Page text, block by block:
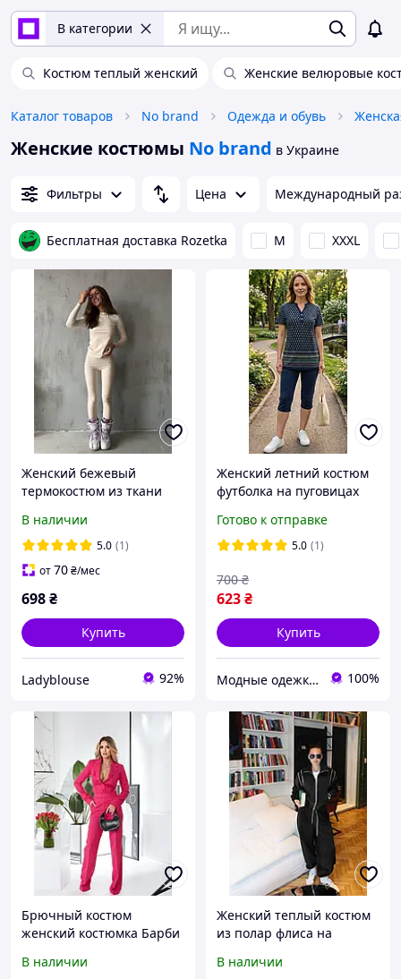
В категории
Костюм теплый женский Женские велюровые
Каталог товаров No brand Одежда и обувь
Женские костюмы No brand в Украине
Фильтры Цена Международный
Бесплатная доставка Rozetka M XXXL
Женский бежевый
термокостюм из ткани
базовый комплект для
осени и зимы, 42-44
В наличии
5.0 (1)
от70₴/мес
698₴
Купить
Ladyblouse 92%
Женский летний костюм
футболка на пуговицах
44 46
Готово к отправке
5.0 (1)
623₴
700 ₴
Купить
Модные одежки для меня и крошки 100%
Брючный костюм
женский костюмка Барби
В наличии
Женский теплый костюм
из полар флиса на
кантом, черный, S-M
В наличии